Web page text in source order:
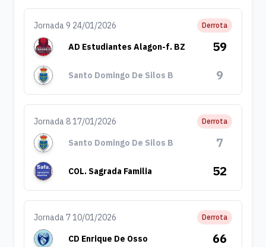
Jornada 9 24/01/2026 Derrota
AD Estudiantes Alagon-f. BZ 59
Santo Domingo De Silos B 9
Jornada 8 17/01/2026 Derrota
Santo Domingo De Silos B 7
COL. Sagrada Familia 52
Jornada 7 10/01/2026 Derrota
CD Enrique De Osso 66